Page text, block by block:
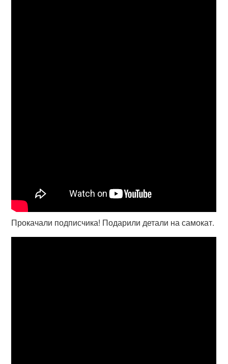
Прокачали подписчика! Подарили детали на самокат.